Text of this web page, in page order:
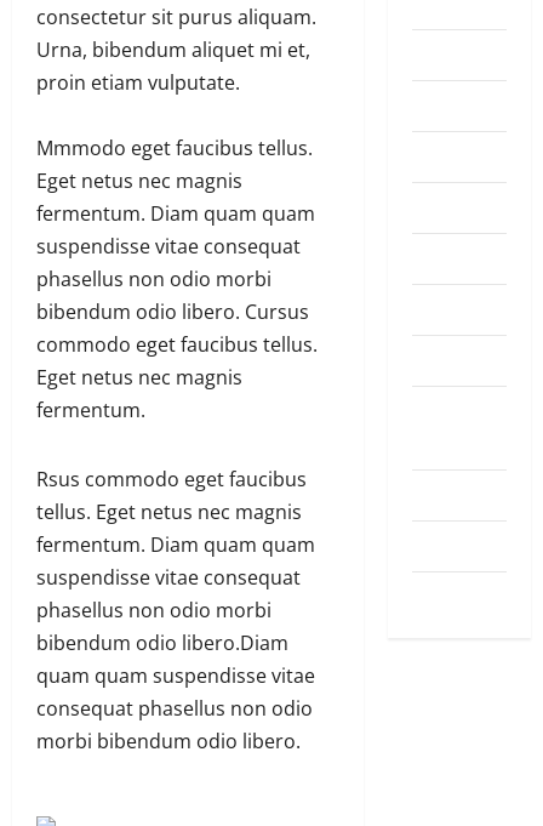
consectetur sit purus aliquam.
Urna, bibendum aliquet mi et,
proin etiam vulputate.
Mmmodo eget faucibus tellus.
Eget netus nec magnis
fermentum. Diam quam quam
suspendisse vitae consequat
phasellus non odio morbi
bibendum odio libero. Cursus
commodo eget faucibus tellus.
Eget netus nec magnis
fermentum.
Rsus commodo eget faucibus
tellus. Eget netus nec magnis
fermentum. Diam quam quam
suspendisse vitae consequat
phasellus non odio morbi
bibendum odio libero.Diam
quam quam suspendisse vitae
consequat phasellus non odio
morbi bibendum odio libero.